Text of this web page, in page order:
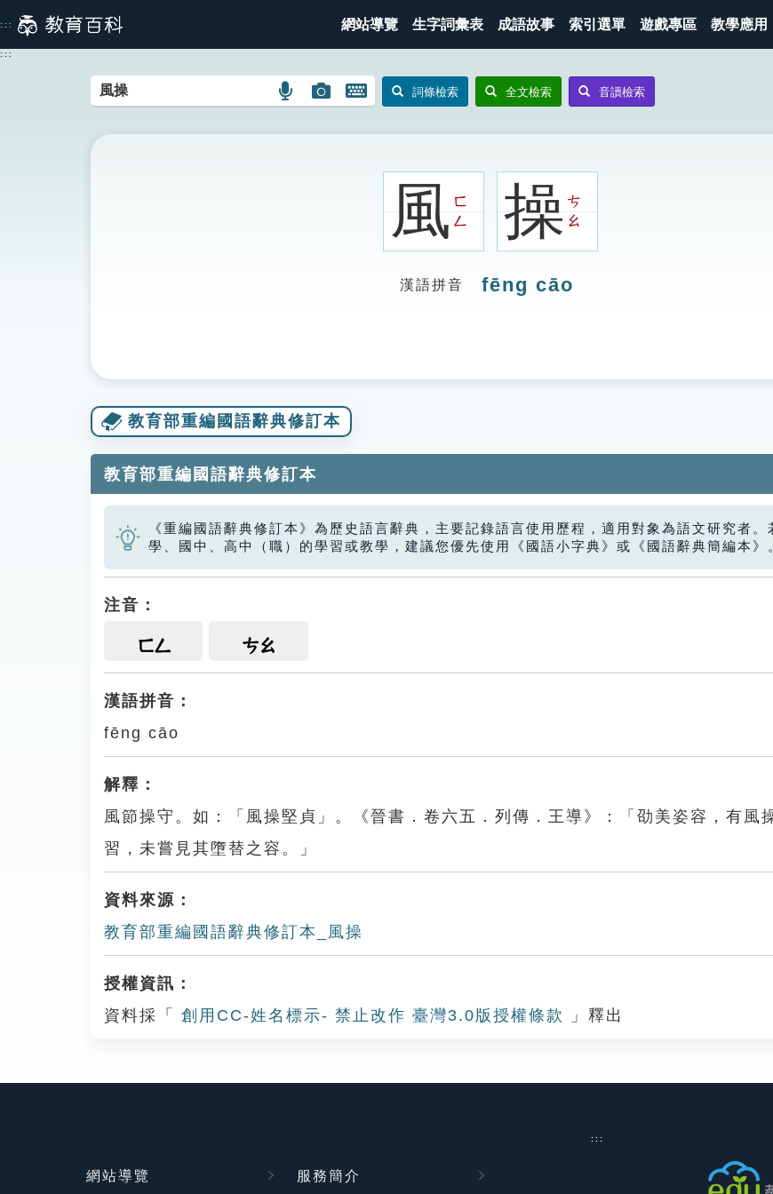
到
主
::: 網站導覽 生字詞彙表 成語故事 索引選單 遊戲專區 教學應用
:::
語
搜
圖
搜
開
鍵
詞條檢索 全文檢索 音讀檢索
風ㄈ
ㄥ
操ㄘ
ㄠ
漢語拼音 fēng cāo
教育部重編國語辭典修訂本
教育部重編國語辭典修訂本
《重編國語辭典修訂本》為歷史語言辭典，主要記錄語言使用歷程，適用對象為語文研究者。
學、國中、高中（職）的學習或教學，建議您優先使用《國語小字典》或《國語辭典簡編本》
注音：
ㄈㄥ ㄘㄠ
漢語拼音：
fēng cāo
解釋：
風節操守。如：「風操堅貞」。《晉書．卷六五．列傳．王導》：「劭美姿容，有風
習，未嘗見其墮替之容。」
資料來源：
教育部重編國語辭典修訂本_風操
授權資訊：
資料採「
創用CC-姓名標示- 禁止改作 臺灣3.0版授權條款 」釋出
:::
網站導覽 服務簡介